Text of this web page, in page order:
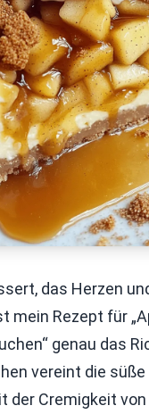
das Herzen
mein Rezept für
genau das
vereint die süße
der Cremigkeit